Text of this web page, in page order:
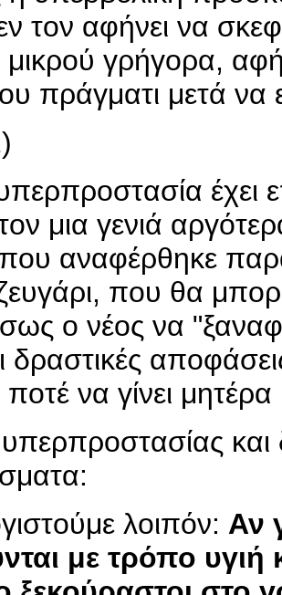
τον αφήνει να
μικρού γρήγορα,
πράγματι μετά να
έχει
μια γενιά
αναφέρθηκε
που θα
ο νέος να
δραστικές
να γίνει
λοιπόν: Αν
με τρόπο υγιή